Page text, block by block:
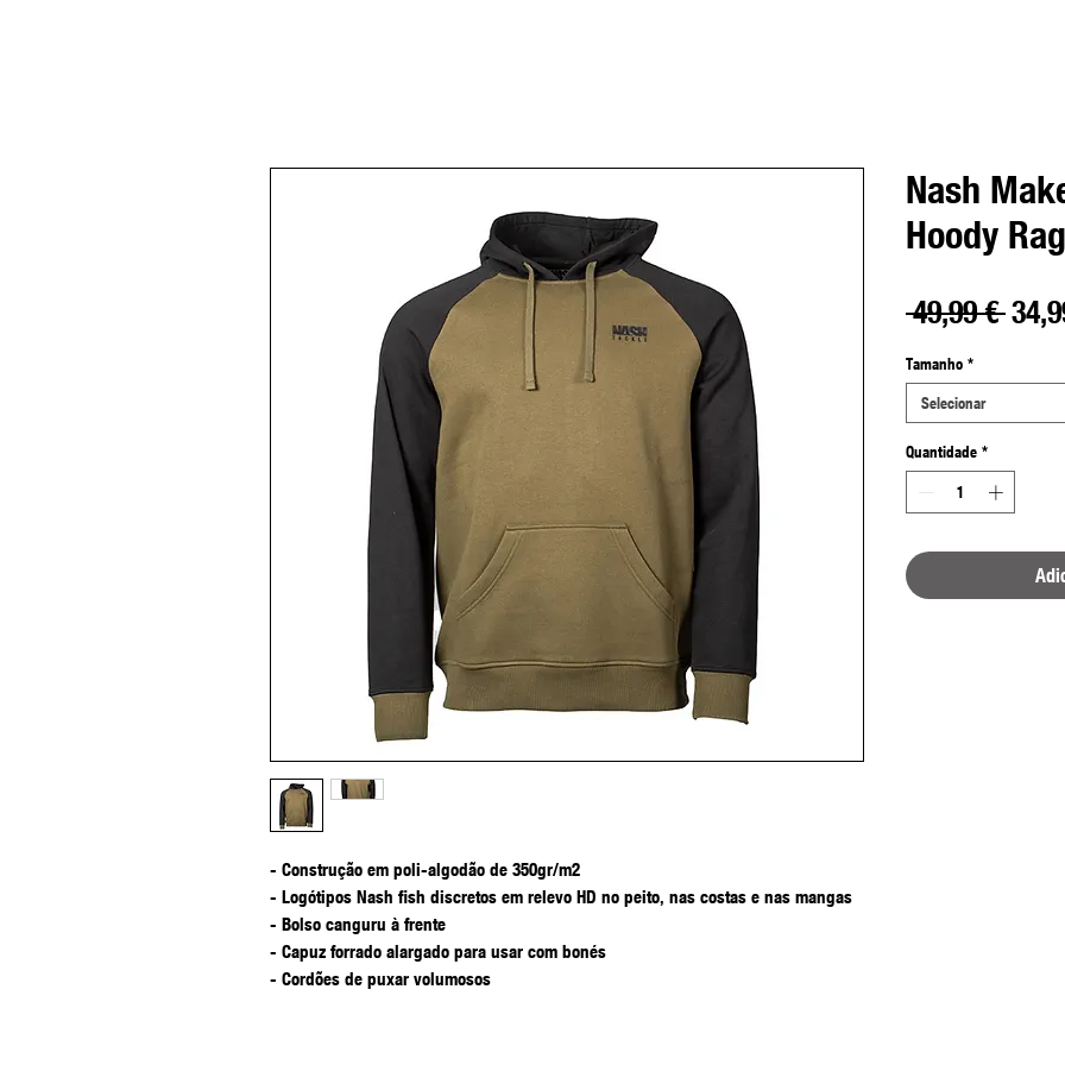
- Construção em poli-algodão de 350gr/m2
- Logótipos Nash fish discretos em relevo HD no peito, nas costas e nas mangas
- Bolso canguru à frente
- Capuz forrado alargado para usar com bonés
- Cordões de puxar volumosos
Nash
Hoody
49,99 €
Tamanho *
Selecionar
Quantidade *